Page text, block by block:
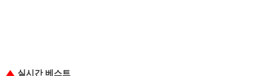
실시간 베스트